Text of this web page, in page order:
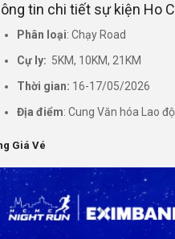
tin chi tiết sự kiện Ho
Phân loại: Chạy Road
Cự ly: 5KM, 10KM, 21KM
Thời gian: 16-17/05/2026
Địa điểm: Cung Văn hóa Lao
Giá Vé